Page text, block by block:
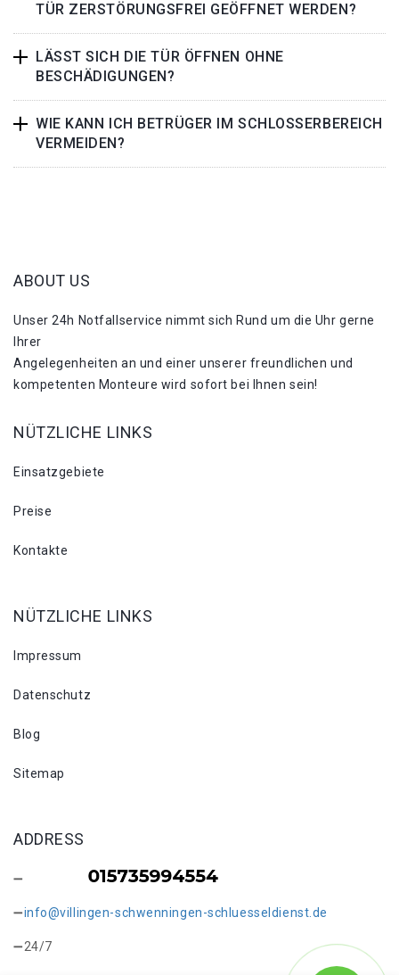
TÜR ZERSTÖRUNGSFREI GEÖFFNET WERDEN?
LÄSST SICH DIE TÜR ÖFFNEN OHNE
BESCHÄDIGUNGEN?
WIE KANN ICH BETRÜGER IM SCHLOSSERBEREICH
VERMEIDEN?
ABOUT US
Unser 24h Notfallservice nimmt sich Rund um die Uhr gerne
Ihrer
Angelegenheiten an und einer unserer freundlichen und
kompetenten Monteure wird sofort bei Ihnen sein!
NÜTZLICHE LINKS
Einsatzgebiete
Preise
Kontakte
NÜTZLICHE LINKS
Impressum
Datenschutz
Blog
Sitemap
ADDRESS
info@villingen-schwenningen-schluesseldienst.de
24/7